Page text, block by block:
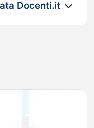
Docenti.it